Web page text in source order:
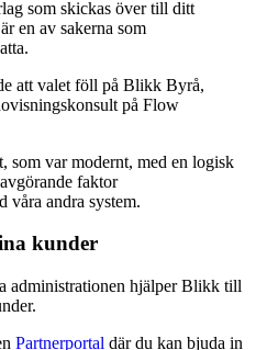
som skickas över till ditt
en av sakerna som
att valet föll på Blikk Byrå,
på Flow
som var modernt, med en logisk
faktor
våra andra system.
kunder
administrationen hjälper Blikk till
Partnerportal där du kan bjuda in